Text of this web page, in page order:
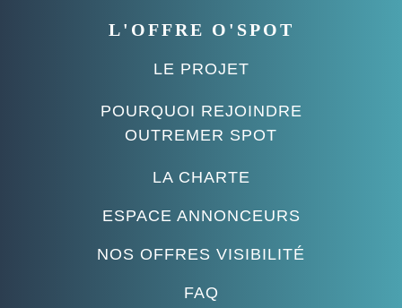
L'OFFRE O'SPOT
LE PROJET
POURQUOI REJOINDRE
OUTREMER SPOT
LA CHARTE
ESPACE ANNONCEURS
NOS OFFRES VISIBILITÉ
FAQ